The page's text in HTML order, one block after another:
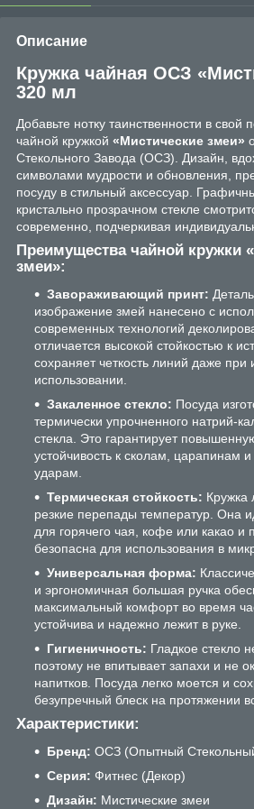
Описание
Кружка чайная ОСЗ
320 мл
Добавьте нотку таинственности в свой
чайной кружкой «Мистические змеи»
Стекольного Завода (ОСЗ). Дизайн,
символами мудрости и обновления,
посуду в стильный аксессуар.
кристально прозрачном стекле
современно, подчеркивая
Преимущества чайной кружки
змеи»:
Завораживающий принт:
изображение змей нанесено с
современных технологий
отличается высокой стойкостью к
сохраняет четкость линий даже при
использовании.
Закаленное стекло: Посуда
термически упрочненного натрий-
стекла. Это гарантирует
устойчивость к сколам, царапинам
ударам.
Термическая стойкость: Кружка
резкие перепады температур. Она
для горячего чая, кофе или какао и
безопасна для использования в
Универсальная форма:
и эргономичная большая ручка
максимальный комфорт во время
устойчива и надежно лежит в руке.
Гигиеничность: Гладкое стекло
поэтому не впитывает запахи и не
напитков. Посуда легко моется и
безупречный блеск на протяжении
Характеристики:
Бренд: ОСЗ (Опытный
Серия: Фитнес (Декор)
Дизайн: Мистические змеи